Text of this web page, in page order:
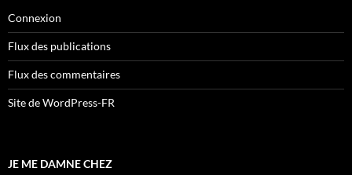
Connexion
Flux des publications
Flux des commentaires
Site de WordPress-FR
JE ME DAMNE CHEZ